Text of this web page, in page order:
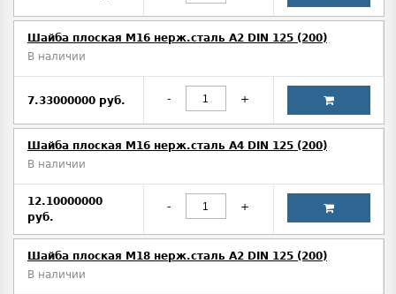
Шайба плоская М16 нерж.сталь А2 DIN 125 (200)
В наличии
7.33000000 руб. - +
Шайба плоская М16 нерж.сталь А4 DIN 125 (200)
В наличии
12.10000000
руб.
- +
Шайба плоская М18 нерж.сталь А2 DIN 125 (200)
В наличии